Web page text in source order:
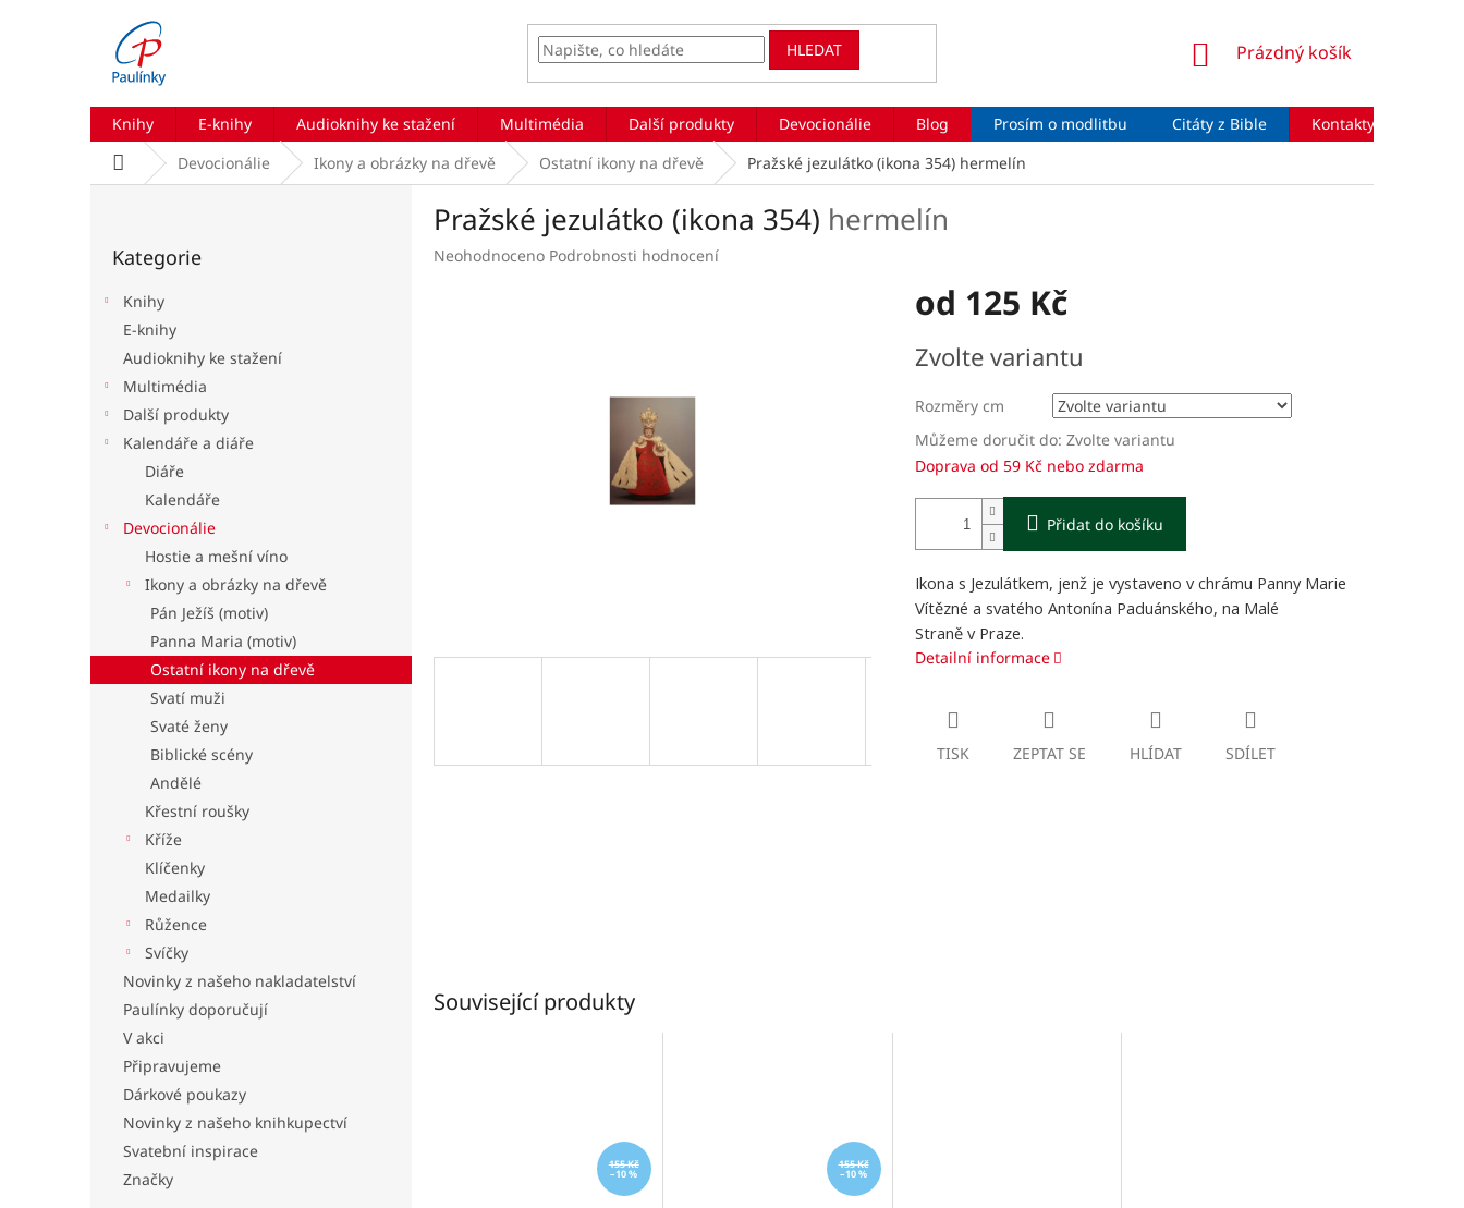
HLEDAT
NÁKUPNÍ
Prázdný košík
Knihy E-knihy Audioknihy ke stažení Multimédia Další produkty Devocionálie Blog Prosím o modlitbu Citáty z Bible Kontakty
Domů Devocionálie Ikony a obrázky na dřevě Ostatní ikony na dřevě Pražské jezulátko (ikona 354) hermelín
kategorie
Kategorie
Knihy
E-knihy
Audioknihy ke stažení
Multimédia
Další produkty
Kalendáře a diáře
Diáře
Kalendáře
Devocionálie
Hostie a mešní víno
Ikony a obrázky na dřevě
Pán Ježíš (motiv)
Panna Maria (motiv)
Ostatní ikony na dřevě
Svatí muži
Svaté ženy
Biblické scény
Andělé
Křestní roušky
Kříže
Klíčenky
Medailky
Růžence
Svíčky
Novinky z našeho nakladatelství
Paulínky doporučují
V akci
Připravujeme
Dárkové poukazy
Novinky z našeho knihkupectví
Svatební inspirace
Značky
Pražské jezulátko (ikona 354) hermelín
Průměrné
Neohodnoceno Podrobnosti hodnocení
od 125 Kč
cena:
Zvolte variantu
Rozměry cm
Můžeme doručit do: Zvolte variantu
Doprava od 59 Kč nebo zdarma
Přidat do košíku
Ikona s Jezulátkem, jenž je vystaveno v chrámu Panny Marie
Vítězné a svatého Antonína Paduánského, na Malé
Straně v Praze.
Detailní informace
TISK ZEPTAT SE HLÍDAT SDÍLET
Související produkty
155 Kč
–10 %
155 Kč
–10 %